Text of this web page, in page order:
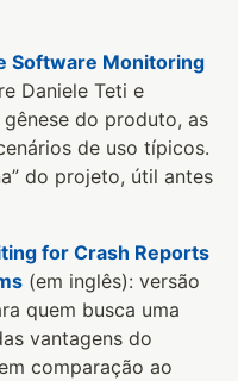
Software Monitoring
Daniele Teti e
do produto, as
de uso típicos.
do projeto, útil antes
for Crash Reports
(em inglês): versão
quem busca uma
vantagens do
comparação ao